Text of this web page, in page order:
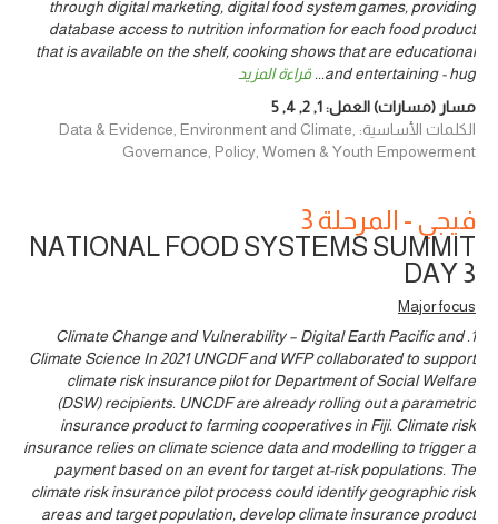
through digital marketing, digital food system games, providing
database access to nutrition information for each food product
that is available on the shelf, cooking shows that are educational
and entertaining - hug
... قراءة المزيد
مسار (مسارات) العمل:1
,
2
,
4
,
5
الكلمات الأساسية: Data & Evidence, Environment and Climate,
Governance, Policy, Women & Youth Empowerment
فيجي - المرحلة 3
NATIONAL FOOD SYSTEMS SUMMIT
DAY 3
Major focus
1. Climate Change and Vulnerability – Digital Earth Pacific and
Climate Science In 2021 UNCDF and WFP collaborated to support
climate risk insurance pilot for Department of Social Welfare
(DSW) recipients. UNCDF are already rolling out a parametric
insurance product to farming cooperatives in Fiji. Climate risk
insurance relies on climate science data and modelling to trigger a
payment based on an event for target at-risk populations. The
climate risk insurance pilot process could identify geographic risk
areas and target population, develop climate insurance product